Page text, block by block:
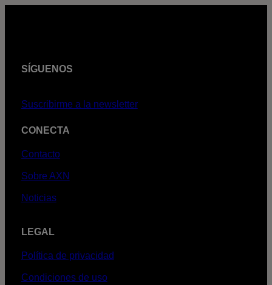
SÍGUENOS
Suscribirme a la newsletter
CONECTA
Contacto
Sobre AXN
Noticias
LEGAL
Política de privacidad
Condiciones de uso